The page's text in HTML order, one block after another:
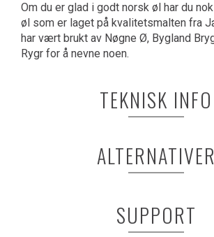
Om du er glad i godt norsk øl har du
øl som er laget på kvalitetsmalten fra
har vært brukt av Nøgne Ø, Bygland
Rygr for å nevne noen.
TEKNISK INFO
ALTERNATIVER
SUPPORT